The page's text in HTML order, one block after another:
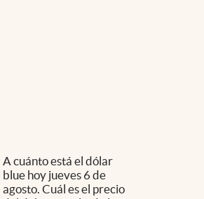
A cuánto está el dólar
blue hoy jueves 6 de
agosto. Cuál es el precio